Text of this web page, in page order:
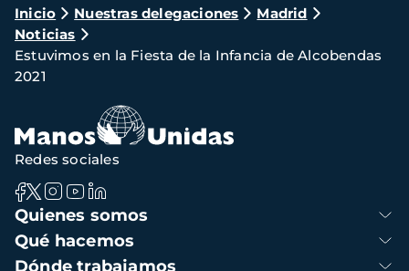
Ruta
de
navegación
Inicio Nuestras delegaciones
Madrid
Noticias
Estuvimos en la Fiesta de la Infancia de Alcobendas
2021
Navegación
principal
Quienes somos
Qué hacemos
Dónde trabajamos
Redes sociales